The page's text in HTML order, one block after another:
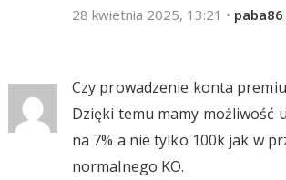
28 kwietnia 2025, 13:21 • paba86
Czy prowadzenie konta
Dzięki temu mamy możliwość
na 7% a nie tylko 100k jak w
normalnego KO.